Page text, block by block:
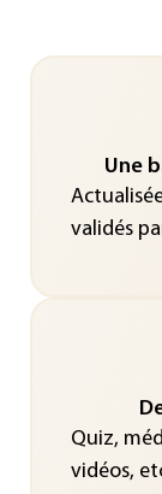
Une
validés
Quiz,
vidéos,